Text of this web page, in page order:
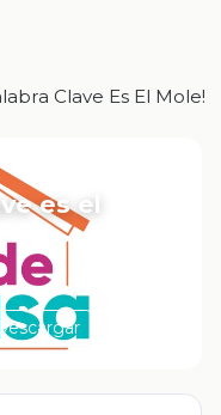
Clave Es El Mole!
es el